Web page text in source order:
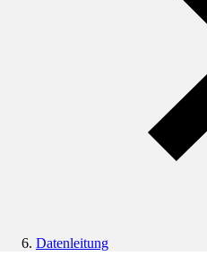
Datenleitung